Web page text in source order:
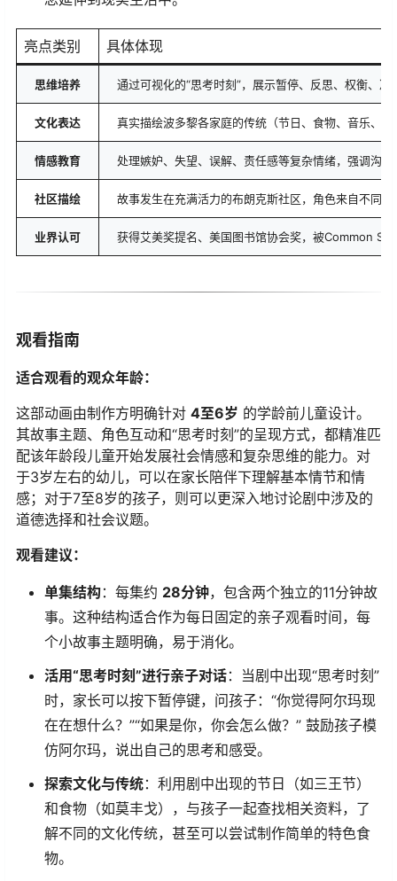
亮点类别 具体体现
思维培养 通过可视化的“思考时刻”，展示暂停、反思、权衡、决
文化表达 真实描绘波多黎各家庭的传统（节日、食物、音乐、多
情感教育 处理嫉妒、失望、误解、责任感等复杂情绪，强调沟通
社区描绘 故事发生在充满活力的布朗克斯社区，角色来自不同
业界认可 获得艾美奖提名、美国图书馆协会奖，被Common
观看指南
适合观看的观众年龄：
这部动画由制作方明确针对 4至6岁 ​ 的学龄前儿童设计。
其故事主题、角色互动和“思考时刻”的呈现方式，都精准匹
配该年龄段儿童开始发展社会情感和复杂思维的能力。对
于3岁左右的幼儿，可以在家长陪伴下理解基本情节和情
感；对于7至8岁的孩子，则可以更深入地讨论剧中涉及的
道德选择和社会议题。
观看建议：
单集结构：每集约 28分钟，包含两个独立的11分钟故
事。这种结构适合作为每日固定的亲子观看时间，每
个小故事主题明确，易于消化。
活用“思考时刻”进行亲子对话：当剧中出现“思考时刻”
时，家长可以按下暂停键，问孩子：“你觉得阿尔玛现
在在想什么？”“如果是你，你会怎么做？” 鼓励孩子模
仿阿尔玛，说出自己的思考和感受。
探索文化与传统：利用剧中出现的节日（如三王节）
和食物（如莫丰戈），与孩子一起查找相关资料，了
解不同的文化传统，甚至可以尝试制作简单的特色食
物。